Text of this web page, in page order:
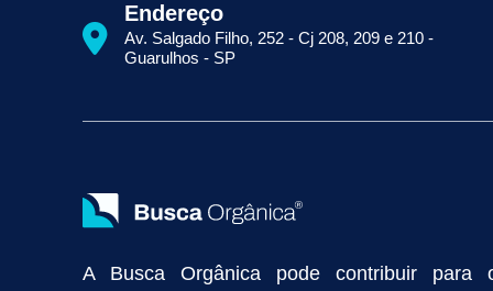
Primeira Página do Google Sem Pagar por Clique
Quais
Empresa de Prospecção B2B
Marketing Industrial Marketing
Divulgação Online
Atração de Clientes
Anunciar na Internet
Captar Clientes Criação de Site para
Endereço
Av. Salgado Filho, 252 - Cj 208, 209 e 210 -
Guarulhos - SP
A Busca Orgânica pode contribuir para